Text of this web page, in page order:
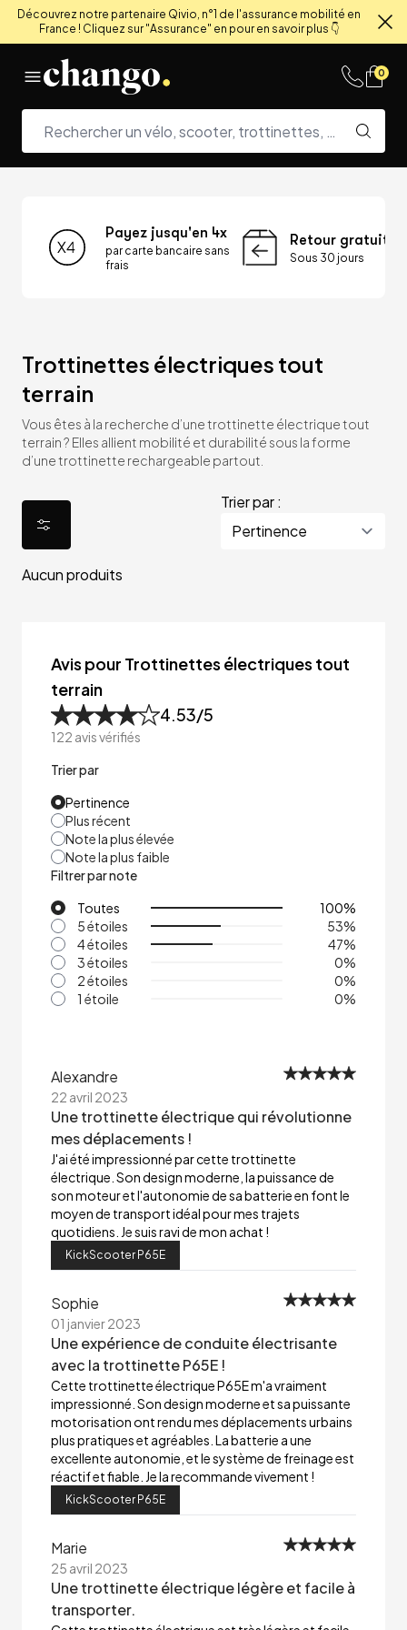
Découvrez notre partenaire Qivio, n°1 de l'assurance mobilité en
France ! Cliquez sur "Assurance" en pour en savoir plus 👇
0
Payez jusqu'en 4x
par carte bancaire sans
frais
Retour gratuit
Sous 30 jours
Trottinettes électriques tout
terrain
Vous êtes à la recherche d’une trottinette électrique tout
terrain ? Elles allient mobilité et durabilité sous la forme
d’une trottinette rechargeable partout.
Trier par :
Aucun produits
Avis pour Trottinettes électriques tout
terrain
4.53/5
122 avis vérifiés
Trier par
Pertinence
Plus récent
Note la plus élevée
Note la plus faible
Filtrer par note
Toutes
100%
5 étoiles
53%
4 étoiles
47%
3 étoiles
0%
2 étoiles
0%
1 étoile
0%
Alexandre
22 avril 2023
Une trottinette électrique qui révolutionne
mes déplacements !
J'ai été impressionné par cette trottinette
électrique. Son design moderne, la puissance de
son moteur et l'autonomie de sa batterie en font le
moyen de transport idéal pour mes trajets
quotidiens. Je suis ravi de mon achat !
KickScooter P65E
Sophie
01 janvier 2023
Une expérience de conduite électrisante
avec la trottinette P65E !
Cette trottinette électrique P65E m'a vraiment
impressionné. Son design moderne et sa puissante
motorisation ont rendu mes déplacements urbains
plus pratiques et agréables. La batterie a une
excellente autonomie, et le système de freinage est
réactif et fiable. Je la recommande vivement !
KickScooter P65E
Marie
25 avril 2023
Une trottinette électrique légère et facile à
transporter.